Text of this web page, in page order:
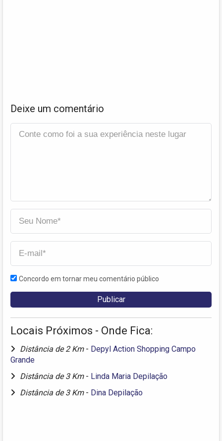
Deixe um comentário
Concordo em tornar meu comentário público
Locais Próximos - Onde Fica:
Distância de 2 Km - Depyl Action Shopping Campo
Grande
Distância de 3 Km - Linda Maria Depilação
Distância de 3 Km - Dina Depilação